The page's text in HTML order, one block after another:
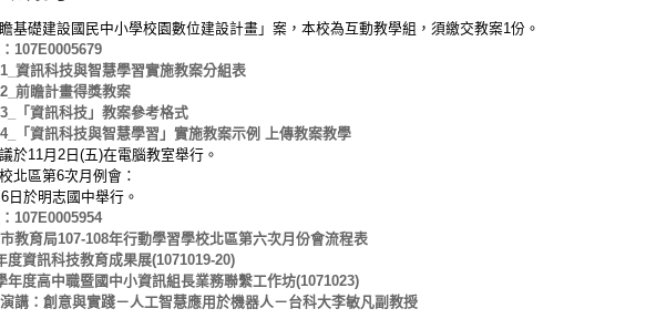
基礎建設國民中小學校園數位建設計畫」案，本校為互動教學組，須繳交教案1份。
107E0005679
資訊科技與智慧學習實施教案分組表
前瞻計畫得獎教案
「資訊科技」教案參考格式
「資訊科技與智慧學習」實施教案示例 上傳教案教學
於11月2日(五)在電腦教室舉行。
北區第6次月例會：
日於明志國中舉行。
107E0005954
教育局107-108年行動學習學校北區第六次月份會流程表
度資訊科技教育成果展(1071019-20)
年度高中職暨國中小資訊組長業務聯繫工作坊(1071023)
講：創意與實踐－人工智慧應用於機器人－台科大李敏凡副教授